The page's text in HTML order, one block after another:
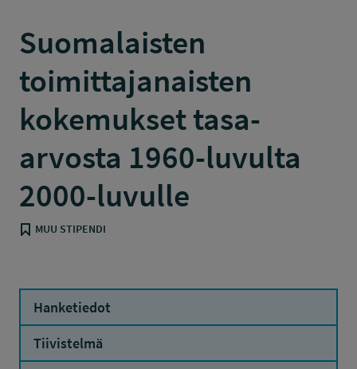
Suomalaisten
toimittajanaisten
kokemukset tasa-
arvosta 1960-luvulta
2000-luvulle
MUU STIPENDI
Hanketiedot
Tiivistelmä